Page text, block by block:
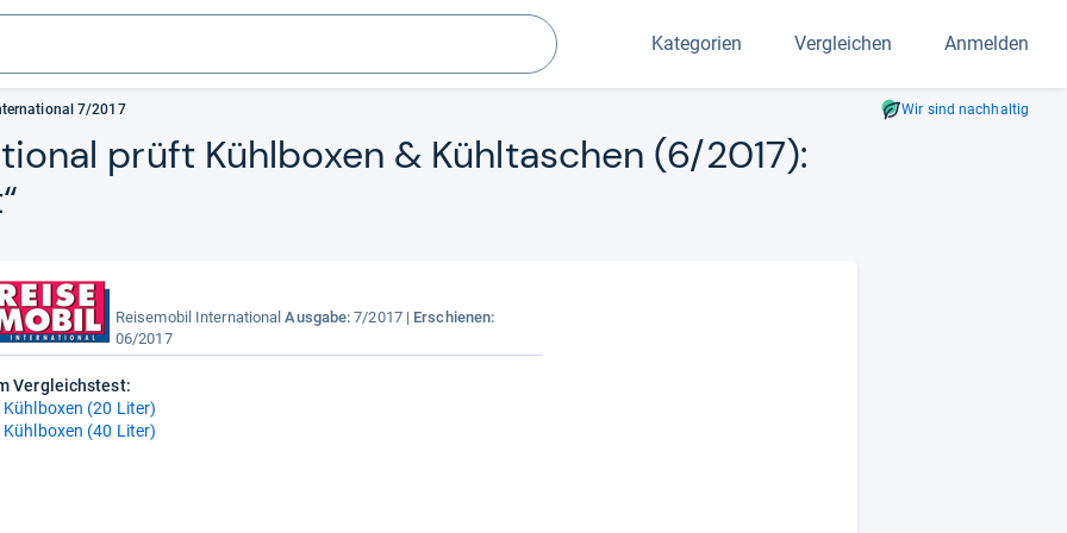
Suchen
Kategorien Vergleichen Anmelden
7/2017 Wir sind nachhaltig
prüft Kühl­bo­xen & Kühl­ta­schen (6/2017):
Reisemobil International Ausgabe:7/2017
Erschienen:
06/2017
Vergleichstest:
Kühlboxen (20 Liter)
Kühlboxen (40 Liter)